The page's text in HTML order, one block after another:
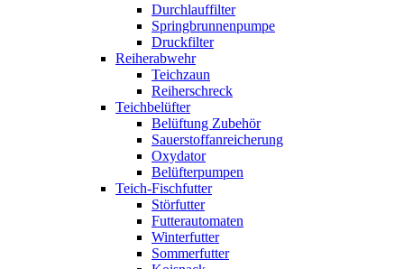
Durchlauffilter
Springbrunnenpumpe
Druckfilter
Reiherabwehr
Teichzaun
Reiherschreck
Teichbelüfter
Belüftung Zubehör
Sauerstoffanreicherung
Oxydator
Belüfterpumpen
Teich-Fischfutter
Störfutter
Futterautomaten
Winterfutter
Sommerfutter